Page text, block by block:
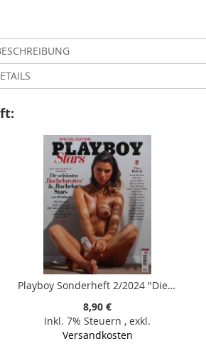
Playboy Sonderheft 2/2024 "Die schönsten |Bachelorettes|" & |"Bachelor Stars|"""
8,90 €
Inkl. 7% Steuern , exkl.
Versandkosten